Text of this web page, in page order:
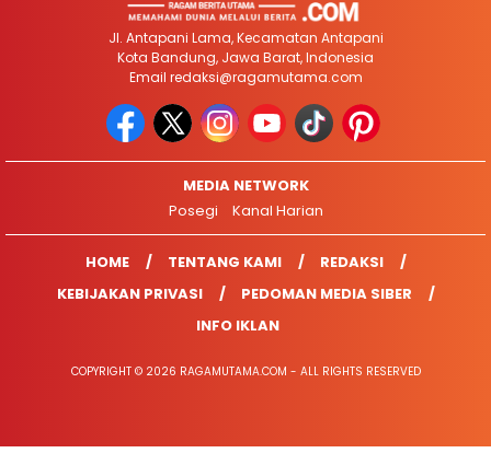
Jl. Antapani Lama, Kecamatan Antapani
Kota Bandung, Jawa Barat, Indonesia
Email redaksi@ragamutama.com
MEDIA NETWORK
Posegi
Kanal Harian
HOME TENTANG KAMI
REDAKSI
KEBIJAKAN PRIVASI
PEDOMAN MEDIA SIBER
INFO IKLAN
COPYRIGHT © 2026 RAGAMUTAMA.COM - ALL RIGHTS RESERVED